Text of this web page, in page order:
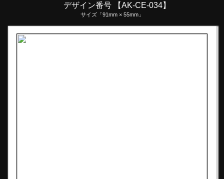
デザイン番号 【AK-CE-034】
サイズ「91mm × 55mm」